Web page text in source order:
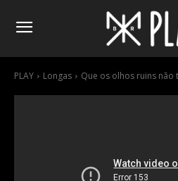
PLAY Longas Que os olhos ruins não